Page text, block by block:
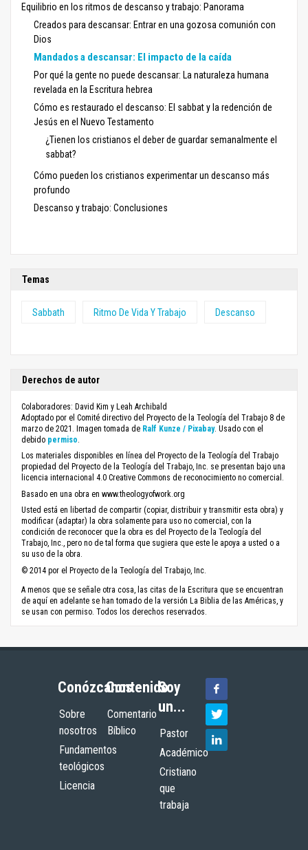
Equilibrio en los ritmos de descanso y trabajo: Panorama
Creados para descansar: Entrar en una gozosa comunión con
Dios
Mandados a descansar: El impacto de la caída
Por qué la gente no puede descansar: La naturaleza humana
revelada en la Escritura hebrea
Cómo es restaurado el descanso: El sabbat y la redención de
Jesús en el Nuevo Testamento
¿Tienen los cristianos el deber de guardar semanalmente el
sabbat?
Cómo pueden los cristianos experimentar un descanso más
profundo
Descanso y trabajo: Conclusiones
Temas
Sabbath Ritmo De Vida Y Trabajo Descanso
Derechos de autor
Colaboradores: David Kim y Leah Archibald
Adoptado por el Comité directivo del Proyecto de la Teología del Trabajo 8 de
marzo de 2021. Imagen tomada de Ralf Kunze / Pixabay. Usado con el
debido permiso.
Los materiales disponibles en línea del Proyecto de la Teología del Trabajo
propiedad del Proyecto de la Teología del Trabajo, Inc. se presentan bajo una
licencia internacional 4.0 Creative Commons de reconocimiento no comercial.
Basado en una obra en www.theologyofwork.org
Usted está en libertad de compartir (copiar, distribuir y transmitir esta obra) y
modificar (adaptar) la obra solamente para uso no comercial, con la
condición de reconocer que la obra es del Proyecto de la Teología del
Trabajo, Inc., pero no de tal forma que sugiera que este le apoya a usted o a
su uso de la obra.
© 2014 por el Proyecto de la Teología del Trabajo, Inc.
A menos que se señale otra cosa, las citas de la Escritura que se encuentran
de aquí en adelante se han tomado de la versión La Biblia de las Américas, y
se usan con permiso. Todos los derechos reservados.
Conózcanos
Sobre
nosotros
Fundamentos
teológicos
Licencia
Contenido
Comentario
Bíblico
Soy
un...
Pastor
Académico
Cristiano
que
trabaja